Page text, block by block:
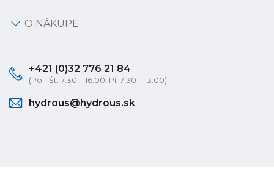
O NÁKUPE
+421 (0)32 776 21 84
(Po - Št: 7:30 – 16:00, Pi: 7:30 – 13:00)
hydrous@hydrous.sk